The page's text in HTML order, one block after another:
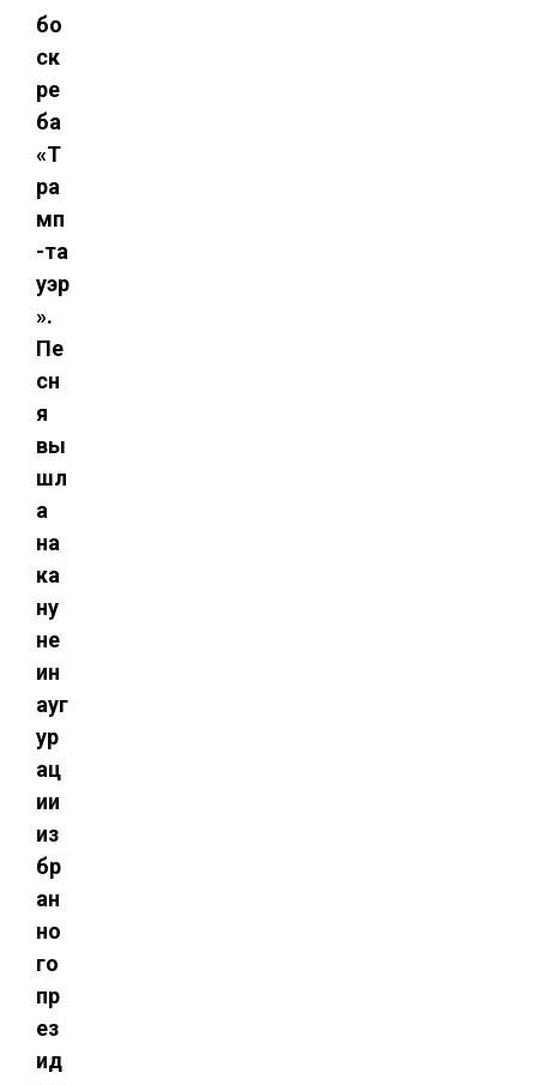
бо
ск
ре
ба
«Т
ра
мп
-та
уэр
».
Пе
сн
я
вы
шл
а
на
ка
ну
не
ин
ауг
ур
ац
ии
из
бр
ан
но
го
пр
ез
ид